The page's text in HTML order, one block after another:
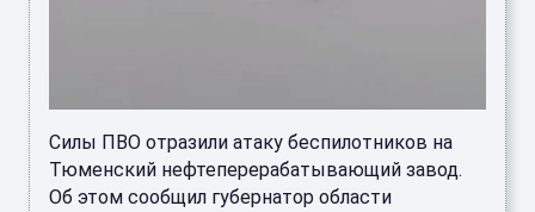
Силы ПВО отразили атаку беспилотников на
Тюменский нефтеперерабатывающий завод.
Об этом сообщил губернатор области